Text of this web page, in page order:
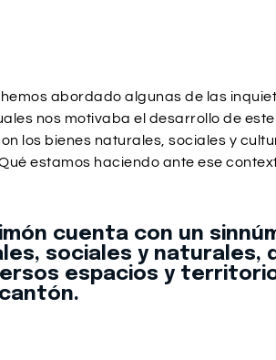
abordado algunas de las
nos motivaba el desarrollo de
los bienes naturales, sociales y
estamos haciendo ante ese
cuenta con un
sociales y naturales,
espacios y